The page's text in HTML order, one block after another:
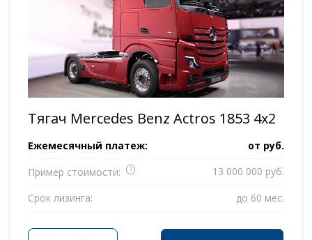
Тягач Mercedes Benz Actros 1853 4x2
Ежемесячный платеж: от руб.
Пример стоимости:
?
13 000 000 руб.
Срок лизинга:
до 60 мес.